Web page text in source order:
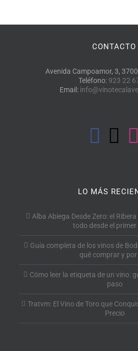
CONTACTO
Avenida Campoamor, 3,
Teléfono: 923 22
Email:
LO MÁS
Alba Abiega Desde Zero: el
todo desde el
Guía completa de los vinos de
qué comprar y por
Cómo leer la etiqueta de un vino:
paso
Tratvm: El Vino de Toro que
Precio